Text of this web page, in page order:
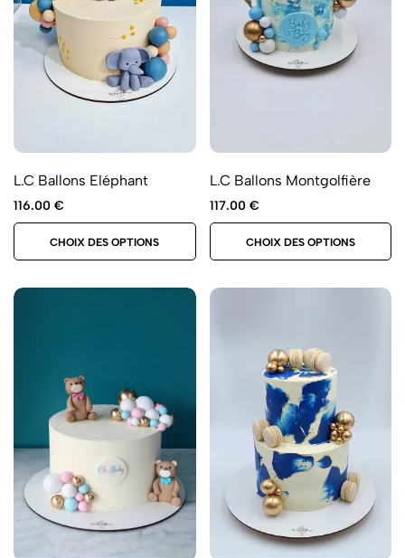
L.C Ballons Eléphant
116.00 €
CHOIX DES OPTIONS
L.C Ballons Montgolfière
117.00 €
CHOIX DES OPTIONS